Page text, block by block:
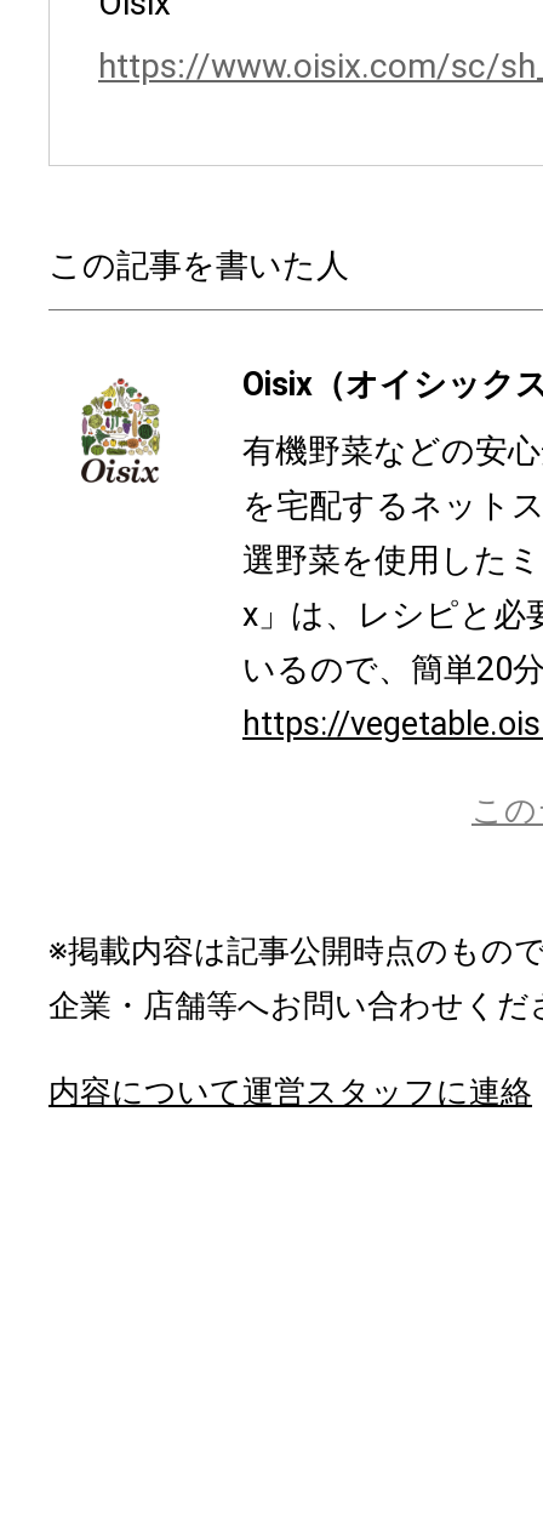
https://www.oisix.com/sc/
この記事を書いた人
Oisix（オイシック
有機野菜などの安
を宅配するネット
選野菜を使用した
x」は、レシピと必
いるので、簡単20
https://
こ
※掲載内容は記事公開時点のもの
企業・店舗等へお問い合わせくだ
内容について運営スタッフに連絡